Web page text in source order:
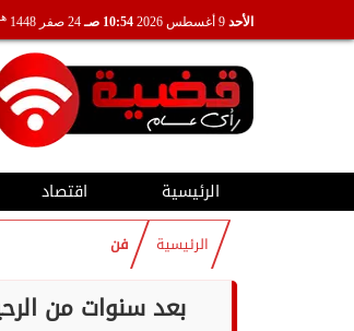
الأحد 10:54 صـ 24 صفر 1448 هـ
الرئيسية اقتصاد
الرئيسية فن
بعد سنوات من